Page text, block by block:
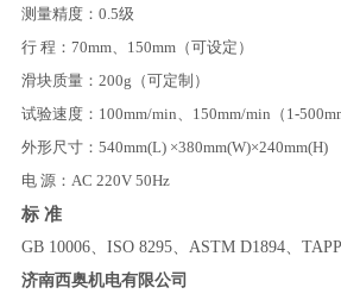
测量精度： 0.5级
行 程： 70mm、 150mm（可设定）
滑块质量： 200g （可定制）
试验速度： 100mm/min 150mm/min （ 1-
外形尺寸： 540mm(L) ×380mm(W)×240mm(H)
电 源： AC 220V 50Hz
标 准
GB 10006、 ISO 8295、 ASTM D1894、
济南西奥机电有限公司